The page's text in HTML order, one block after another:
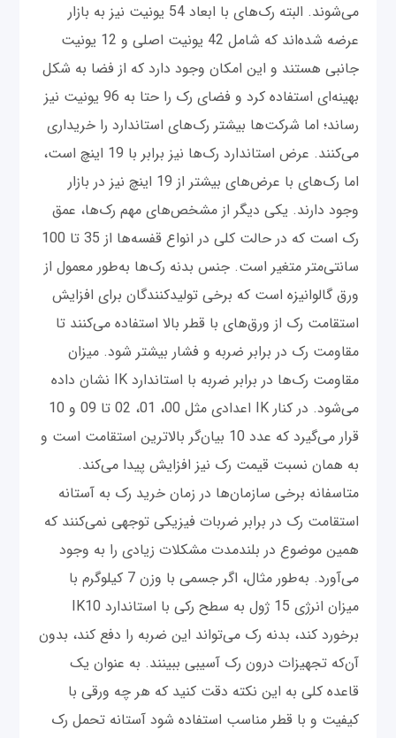
می‌شوند. البته رک‌های با ابعاد 54 یونیت نیز به بازار
عرضه شده‌اند که شامل 42 یونیت اصلی و 12 یونیت
جانبی هستند و این امکان وجود دارد که از فضا به شکل
بهینه‌ای استفاده کرد و فضای رک را حتا به 96 یونیت نیز
رساند؛ اما شرکت‌ها بیشتر رک‌های استاندارد را خریداری
می‌کنند. عرض استاندارد رک‌ها نیز برابر با 19 اینچ است،
اما رک‌های با عرض‌های بیشتر از 19 اینچ نیز در بازار
وجود دارند. یکی دیگر از مشخص‌های مهم رک‌ها، عمق
رک است که در حالت کلی در انواع قفسه‌ها از 35 تا 100
سانتی‌متر متغیر است. جنس بدنه رک‌ها به‌طور معمول از
ورق گالوانیزه است که برخی تولیدکنندگان برای افزایش
استقامت رک از ورق‌های با قطر بالا استفاده می‌کنند تا
مقاومت رک در برابر ضربه و فشار بیشتر شود. میزان
مقاومت رک‌ها در برابر ضربه با استاندارد IK نشان داده
می‌شود. در کنار IK اعدادی مثل 00، 01، 02 تا 09 و 10
قرار می‌گیرد که عدد 10 بیان‌گر بالاترین استقامت است و
به همان نسبت قیمت رک نیز افزایش پیدا می‌کند.
متاسفانه برخی سازمان‌ها در زمان خرید رک به آستانه
استقامت رک در برابر ضربات فیزیکی توجهی نمی‌کنند که
همین موضوع در بلندمدت مشکلات زیادی را به وجود
می‌آورد. به‌طور مثال، اگر جسمی با وزن 7 کیلوگرم با
میزان انرژی 15 ژول به سطح رکی با استاندارد IK10
برخورد کند، بدنه رک می‌تواند این ضربه را دفع کند، بدون
آن‌که تجهیزات درون رک آسیبی ببینند. به عنوان یک
قاعده کلی به این نکته دقت کنید که هر چه ورقی با
کیفیت و با قطر مناسب استفاده شود آستانه تحمل رک